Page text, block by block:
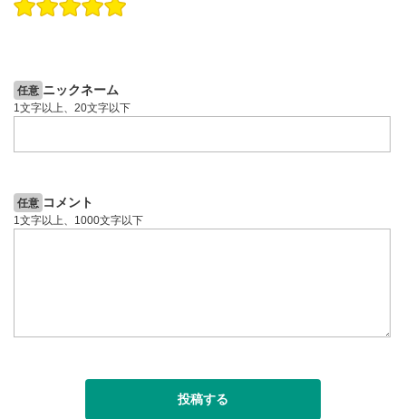
操作説明動画
任意 ニックネーム
1文字以上、20文字以下
任意 コメント
1文字以上、1000文字以下
投稿する